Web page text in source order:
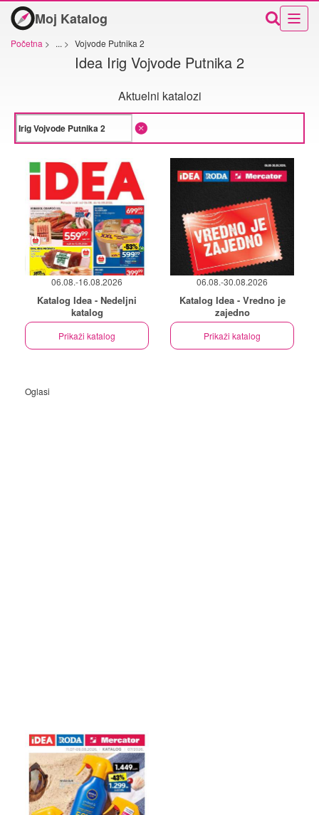
Moj Katalog
Početna > ... > Vojvode Putnika 2
Idea Irig Vojvode Putnika 2
Aktuelni katalozi
06.08.-16.08.2026
Katalog Idea - Nedeljni
katalog
Prikaži katalog
06.08.-30.08.2026
Katalog Idea - Vredno je
zajedno
Prikaži katalog
Oglasi